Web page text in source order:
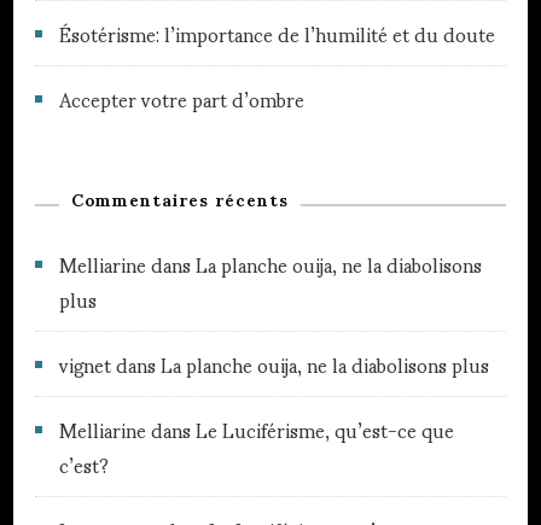
Ésotérisme: l’importance de l’humilité et du doute
Accepter votre part d’ombre
Commentaires récents
MelliarinedansLa planche ouija, ne la diabolisons
plus
vignetdansLa planche ouija, ne la diabolisons plus
MelliarinedansLe Luciférisme, qu’est-ce que
c’est?